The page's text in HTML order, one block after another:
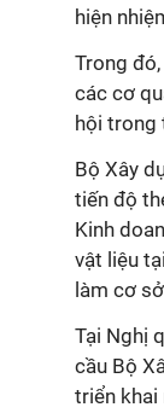
hiện
Trong
các cơ
hội trong
Bộ Xây
tiến độ
Kinh
vật liệu
làm cơ
Tại Nghị
cầu Bộ
triển khai